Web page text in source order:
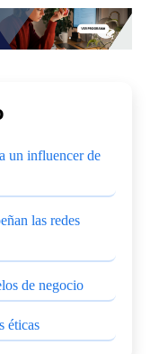
un influencer de
las redes
de negocio
éticas